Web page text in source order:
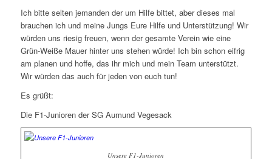
Ich bitte selten jemanden der um Hilfe bittet, aber dieses mal
brauchen ich und meine Jungs Eure Hilfe und Unterstützung! Wir
würden uns riesig freuen, wenn der gesamte Verein wie eine
Grün-Weiße Mauer hinter uns stehen würde! Ich bin schon eifrig
am planen und hoffe, das ihr mich und mein Team unterstützt.
Wir würden das auch für jeden von euch tun!
Es grüßt:
Die F1-Junioren der SG Aumund Vegesack
Unsere F1-Junioren